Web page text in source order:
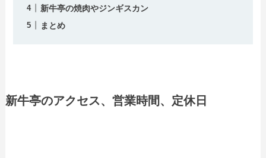
新牛亭の焼肉やジンギスカン
まとめ
新牛亭のアクセス、営業時間、定休日